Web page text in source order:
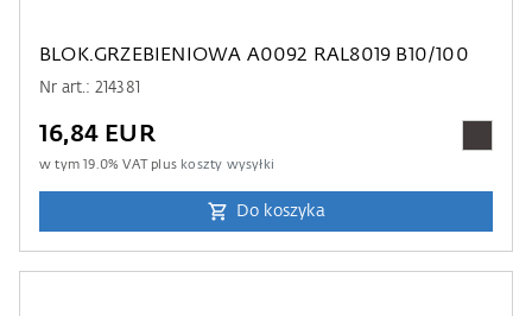
BLOK.GRZEBIENIOWA A0092 RAL8019 B10/100
Nr art.: 214381
16,84 EUR
w tym19.0% VAT plus koszty wysyłki
Do koszyka